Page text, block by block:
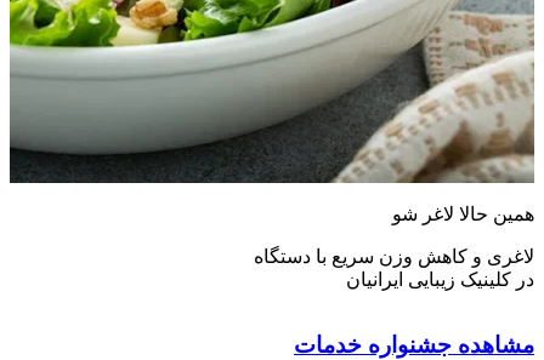
همین حالا لاغر شو
لاغری و کاهش وزن سریع با دستگاه
در کلینیک زیبایی ایرانیان
مشاهده جشنواره خدمات